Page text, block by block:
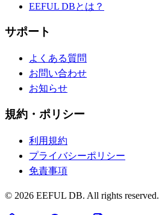
EEFUL DBとは？
サポート
よくある質問
お問い合わせ
お知らせ
規約・ポリシー
利用規約
プライバシーポリシー
免責事項
© 2026 EEFUL DB. All rights reserved.